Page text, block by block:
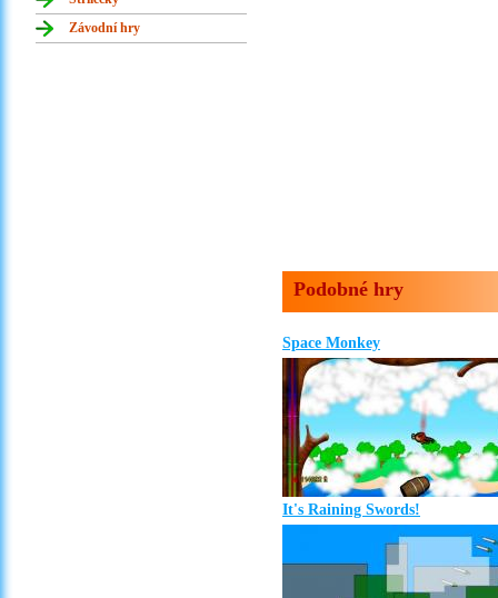
Závodní hry
Podobné hry
Space Monkey
It's Raining Swords!